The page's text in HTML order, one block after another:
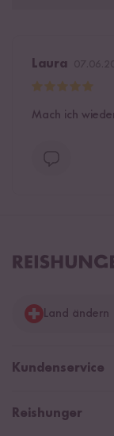
Laura
Mach ich
Land ändern
Deutschland
Kundenservice
Help Center & FAQ
Reishunger